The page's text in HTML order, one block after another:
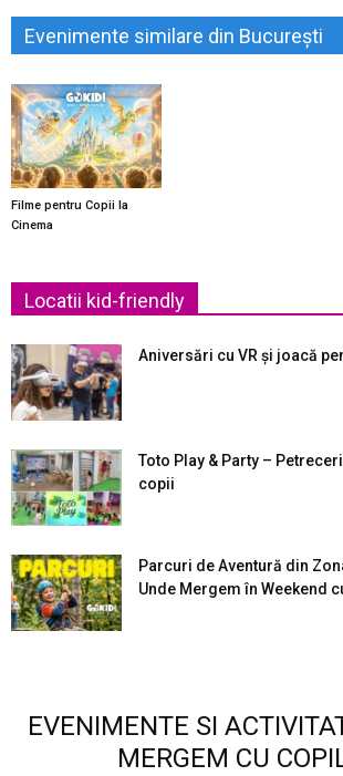
Evenimente similare din București
Filme pentru Copii la
Cinema
Locatii kid-friendly
Aniversări cu VR și joacă
Toto Play & Party –
copii
Parcuri de Aventură din
Unde Mergem în Weekend
EVENIMENTE SI
MERGEM CU